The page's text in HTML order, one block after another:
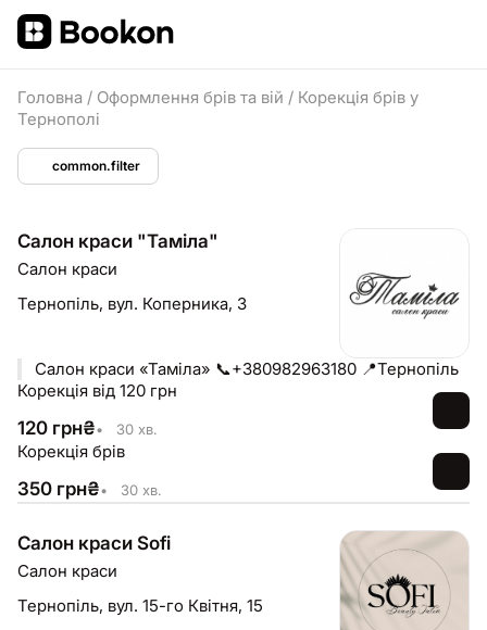
Головна / Оформлення брів та вій / Корекція брів у
Тернополі
common.filter
Салон краси "Таміла"
Салон краси
Тернопіль, вул. Коперника, 3
Салон краси «Таміла» 📞+380982963180 📍Тернопіль
Корекція від 120 грн
120 грн₴• 30 хв.
Корекція брів
350 грн₴• 30 хв.
Салон краси Sofi
Салон краси
Тернопіль, вул. 15-го Квітня, 15